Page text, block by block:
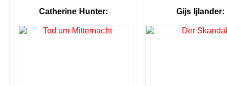
Catherine Hunter: Gijs Ijlander: